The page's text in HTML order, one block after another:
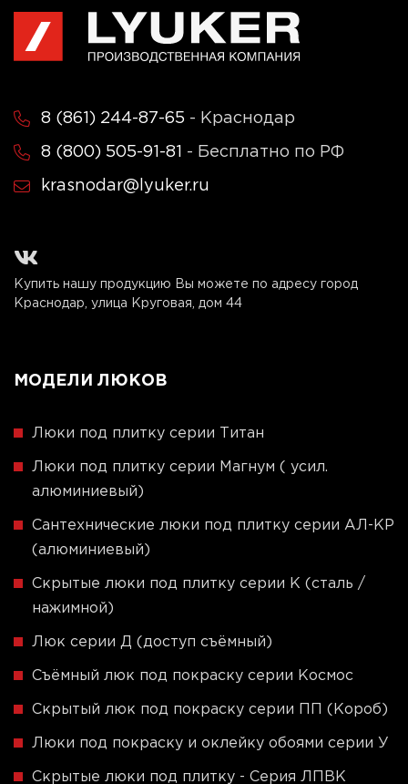
8 (861) 244-87-65 - Краснодар
8 (800) 505-91-81 - Бесплатно по РФ
krasnodar@lyuker.ru
Купить нашу продукцию Вы можете по адресу город
Краснодар, улица Круговая, дом 44
МОДЕЛИ ЛЮКОВ
Люки под плитку серии Титан
Люки под плитку серии Магнум ( усил.
алюминиевый)
Сантехнические люки под плитку серии АЛ-КР
(алюминиевый)
Скрытые люки под плитку серии K (сталь /
нажимной)
Люк серии Д (доступ съёмный)
Съёмный люк под покраску серии Космос
Скрытый люк под покраску серии ПП (Короб)
Люки под покраску и оклейку обоями серии У
Скрытые люки под плитку - Серия ЛПВК